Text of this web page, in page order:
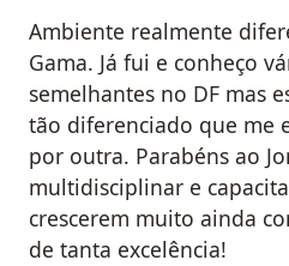
Ambiente realmente
Gama. Já fui e conheço
semelhantes no DF mas
tão diferenciado que me
por outra. Parabéns ao
multidisciplinar e
crescerem muito ainda
de tanta excelência!